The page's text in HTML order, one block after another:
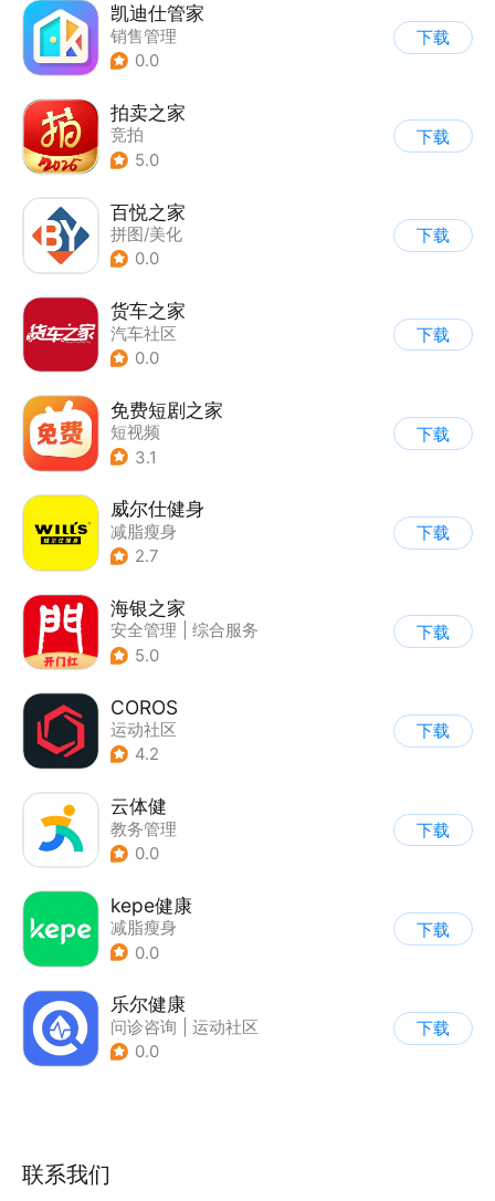
凯迪仕管家
销售管理
0.0
下载
拍卖之家
竞拍
5.0
下载
百悦之家
拼图/美化
0.0
下载
货车之家
汽车社区
0.0
下载
免费短剧之家
短视频
3.1
下载
威尔仕健身
减脂瘦身
2.7
下载
海银之家
安全管理
综合服务
5.0
下载
COROS
运动社区
4.2
下载
云体健
教务管理
0.0
下载
kepe健康
减脂瘦身
0.0
下载
乐尔健康
问诊咨询
运动社区
| 医院挂号
0.0
下载
联系我们